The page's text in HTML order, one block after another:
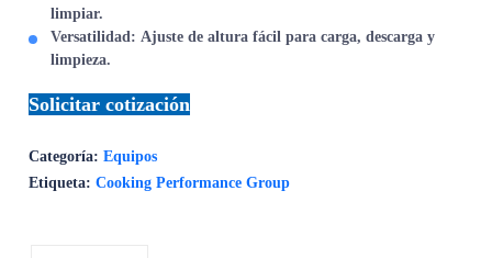
limpiar.
Versatilidad: Ajuste de altura fácil para carga, descarga y
limpieza.
Solicitar cotización
Categoría:Equipos
Etiqueta:Cooking Performance Group